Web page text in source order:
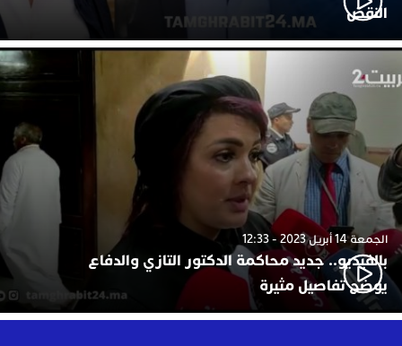
النقض
الجمعة 14 أبريل 2023 - 12:33
بالفيديو.. جديد محاكمة الدكتور التازي والدفاع
يوضح تفاصيل مثيرة